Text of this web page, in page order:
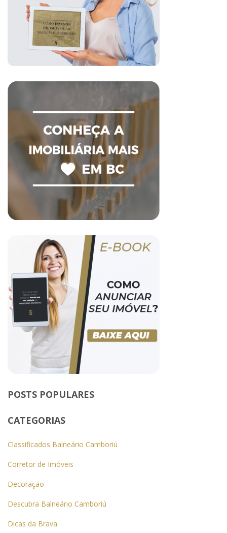
POSTS POPULARES
CATEGORIAS
Classificados Balneário Camboriú
Corretor de Imóveis
Decoração
Descubra Balneário Camboriú
Dicas da Brava